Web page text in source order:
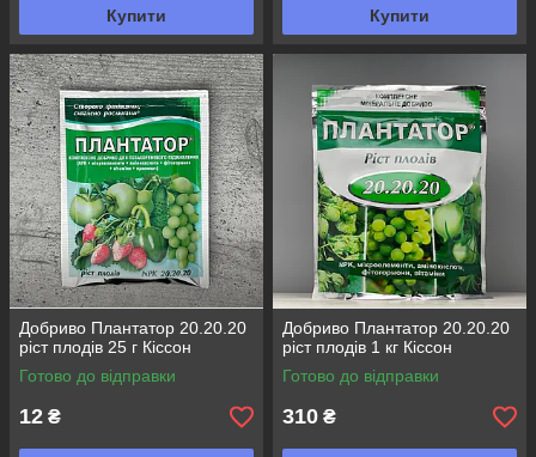
Купити Купити
Добриво Плантатор 20.20.20
ріст плодів 25 г Кіссон
Готово до відправки
12 ₴
Добриво Плантатор 20.20.20
ріст плодів 1 кг Кіссон
Готово до відправки
310 ₴